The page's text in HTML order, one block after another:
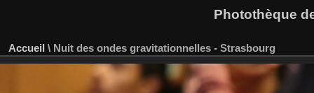
Photothèque
Accueil \ Nuit des ondes gravitationnelles - Strasbourg